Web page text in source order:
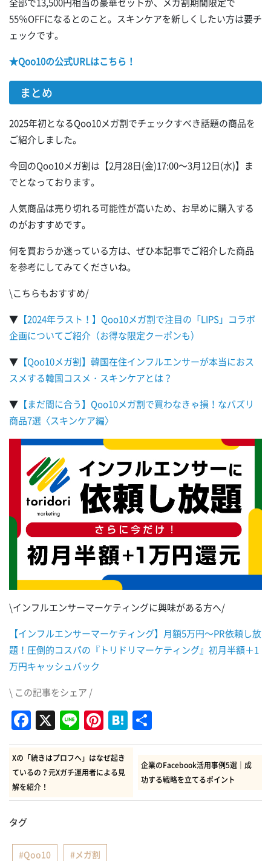
全部で13,500円相当の豪華セットが、メガ割期間限定で
55％OFFになるとのこと。スキンケアを新しくしたい方は要チ
ェックです。
★Qoo10の公式URLはこちら！
まとめ
2025年初となるQoo10メガ割でチェックすべき話題の商品を
ご紹介しました。
今回のQoo10メガ割は【2月28日(金)17:00～3月12日(水)】ま
でとなっております。
人気商品は売り切れる可能性が高いため、お早めに購入する
のがおすすめです。
何を買おうか迷っている方は、ぜひ本記事でご紹介した商品
を参考にしてみてくださいね。
\こちらもおすすめ/
▼ 【2024年ラスト！】Qoo10メガ割で注目の「LIPS」コラボ
企画についてご紹介（お得な限定クーポンも）
▼ 【Qoo10メガ割】韓国在住インフルエンサーが本当におス
スメする韓国コスメ・スキンケアとは？
▼ 【まだ間に合う】Qoo10メガ割で買わなきゃ損！なバズリ
商品7選〈スキンケア編〉
\インフルエンサーマーケティングに興味がある方へ/
【インフルエンサーマーケティング】月額5万円～PR依頼し放
題！圧倒的コスパの『トリドリマーケティング』初月半額＋1
万円キャッシュバック
\ この記事をシェア /
Facebook
X LinePinterest
Hatena
有
Xの「続きはプロフへ」はなぜ起き
ているの？元Xガチ運用者による見
解を紹介！
企業のFacebook活用事例5選｜成
功する戦略を立てるポイント
タグ
Qoo10 メガ割